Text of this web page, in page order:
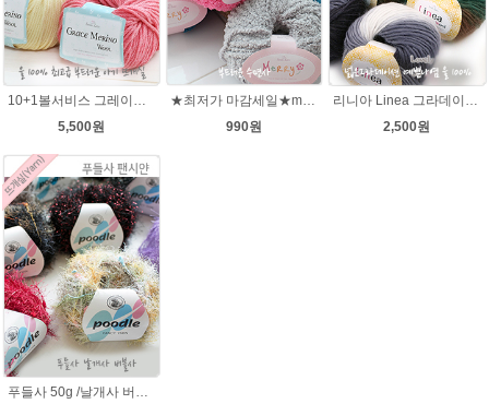
5,500원
990원
2,500원
푸들사 50g /날개사 버블사 팬시얀 뜨개실 뜨게실 뜨개질실 목도리실 빌바오 손뜨개실 도매털실 스웨터 니트조끼 털실싸게파는곳 겨울